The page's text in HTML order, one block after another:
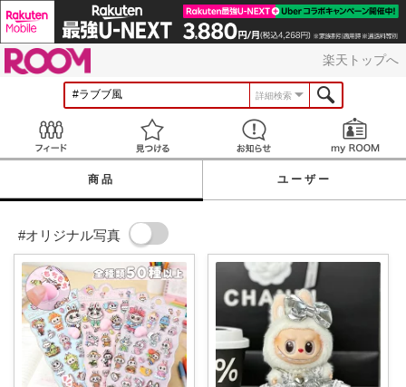
楽天トップへ
詳細検索
見つける お知らせ
商品 ユーザー
#オリジナル写真